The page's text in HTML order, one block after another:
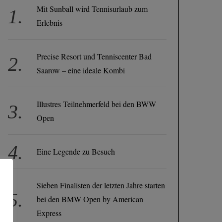
Mit Sunball wird Tennisurlaub zum
Erlebnis
Precise Resort und Tenniscenter Bad
Saarow – eine ideale Kombi
Illustres Teilnehmerfeld bei den BWW
Open
Eine Legende zu Besuch
Sieben Finalisten der letzten Jahre starten
bei den BMW Open by American
Express